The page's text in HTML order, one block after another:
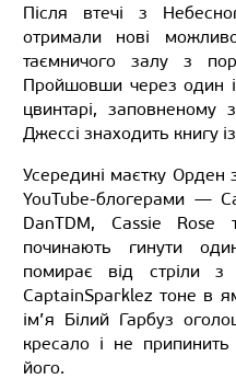
Після втечі з
отримали нові
таємничого залу з
Пройшовши через один
цвинтарі, заповненому
Джессі знаходить книгу
Усередині маєтку Орден
YouTube-блогерами —
DanTDM, Cassie
починають гинути
помирає від стріли з
CaptainSparklez тоне в
ім’я Білий Гарбуз
кресало і не
його.